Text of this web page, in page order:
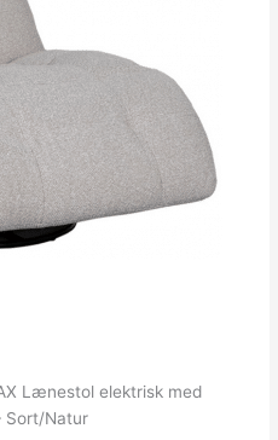
Lænestol elektrisk med
Sort/Natur